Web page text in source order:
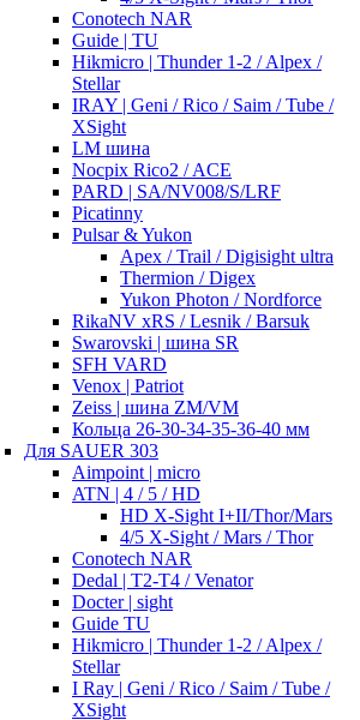
Conotech NAR
Guide | TU
Hikmicro | Thunder 1-2 / Alpex /
Stellar
IRAY | Geni / Rico / Saim / Tube /
XSight
LM шина
Nocpix Rico2 / ACE
PARD | SA/NV008/S/LRF
Picatinny
Pulsar & Yukon
Apex / Trail / Digisight ultra
Thermion / Digex
Yukon Photon / Nordforce
RikaNV xRS / Lesnik / Barsuk
Swarovski | шина SR
SFH VARD
Venox | Patriot
Zeiss | шина ZM/VM
Кольца 26-30-34-35-36-40 мм
Для SAUER 303
Aimpoint | micro
ATN | 4 / 5 / HD
HD X-Sight I+II/Thor/Mars
4/5 X-Sight / Mars / Thor
Conotech NAR
Dedal | T2-T4 / Venator
Docter | sight
Guide TU
Hikmicro | Thunder 1-2 / Alpex /
Stellar
I Ray | Geni / Rico / Saim / Tube /
XSight